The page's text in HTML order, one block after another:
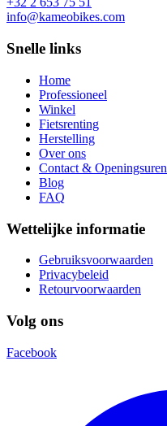
info@kameobikes.com
Snelle links
Home
Professioneel
Winkel
Fietsrenting
Herstelling
Over ons
Contact & Openingsuren
Blog
FAQ
Wettelijke informatie
Gebruiksvoorwaarden
Privacybeleid
Retourvoorwaarden
Volg ons
Facebook